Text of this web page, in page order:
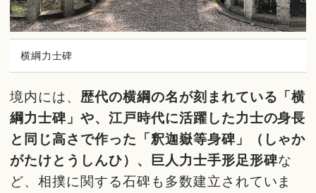
横綱力士碑
境内には、 歴代の横綱の名が刻まれている「横
綱力士碑」や、江戸時代に活躍した力士の身長
と同じ高さで作った「釈迦嶽等身碑」（しゃか
がたけとうしんひ）、巨人力士手形足形碑な
ど、相撲に関する石碑も多数建立されていま